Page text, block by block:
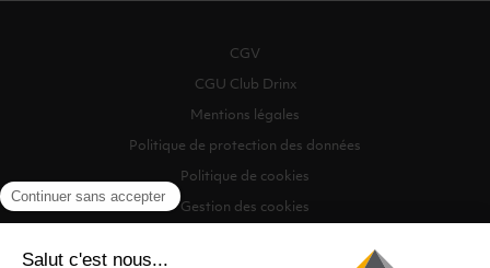
CGV
CGU Club Drinx
Mentions légales
Politique de protection des données
Politique de cookies
Gestion des cookies